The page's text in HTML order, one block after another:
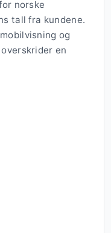
norske
tall fra kundene.
og
en